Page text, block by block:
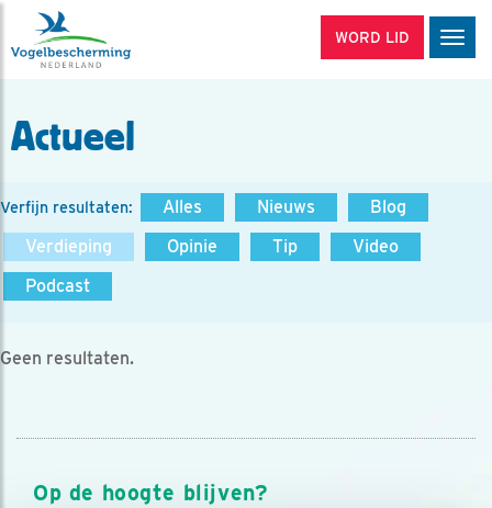
WORD LID
Actueel
Verfijn resultaten: Alles Nieuws
Blog
Verdieping
Opinie Tip
Video
Podcast
Geen resultaten.
Op de hoogte blijven?